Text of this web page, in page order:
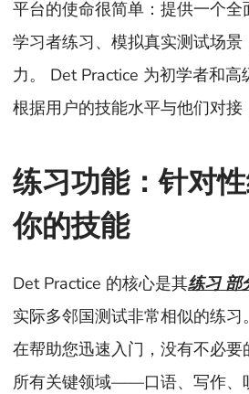
平台的使命很简单：提供一个
学习者练习、模拟真实测试场
力。 Det Practice 为初学者和高
根据用户的技能水平与他们对接
练习功能：针对
你的技能
Det Practice 的核心是其练习 部
实际多邻国测试非常相似的练习
在帮助您迅速入门，没有不必要
所有关键领域——口语、写作